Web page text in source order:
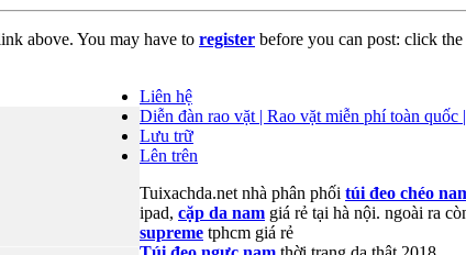
above. You may have to register before you can post: click
Liên hệ
Diễn đàn rao vặt | Rao vặt miễn phí toàn quốc
Lưu trữ
Lên trên
Tuixachda.net nhà phân phối túi đeo chéo
ipad, cặp da nam giá rẻ tại hà nội. ngoài ra
supreme tphcm giá rẻ